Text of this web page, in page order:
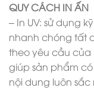
QUY CÁCH IN ẤN
– In UV: sử dụng
nhanh chóng tất
theo yêu cầu của
giúp sản phẩm
nội dung luôn